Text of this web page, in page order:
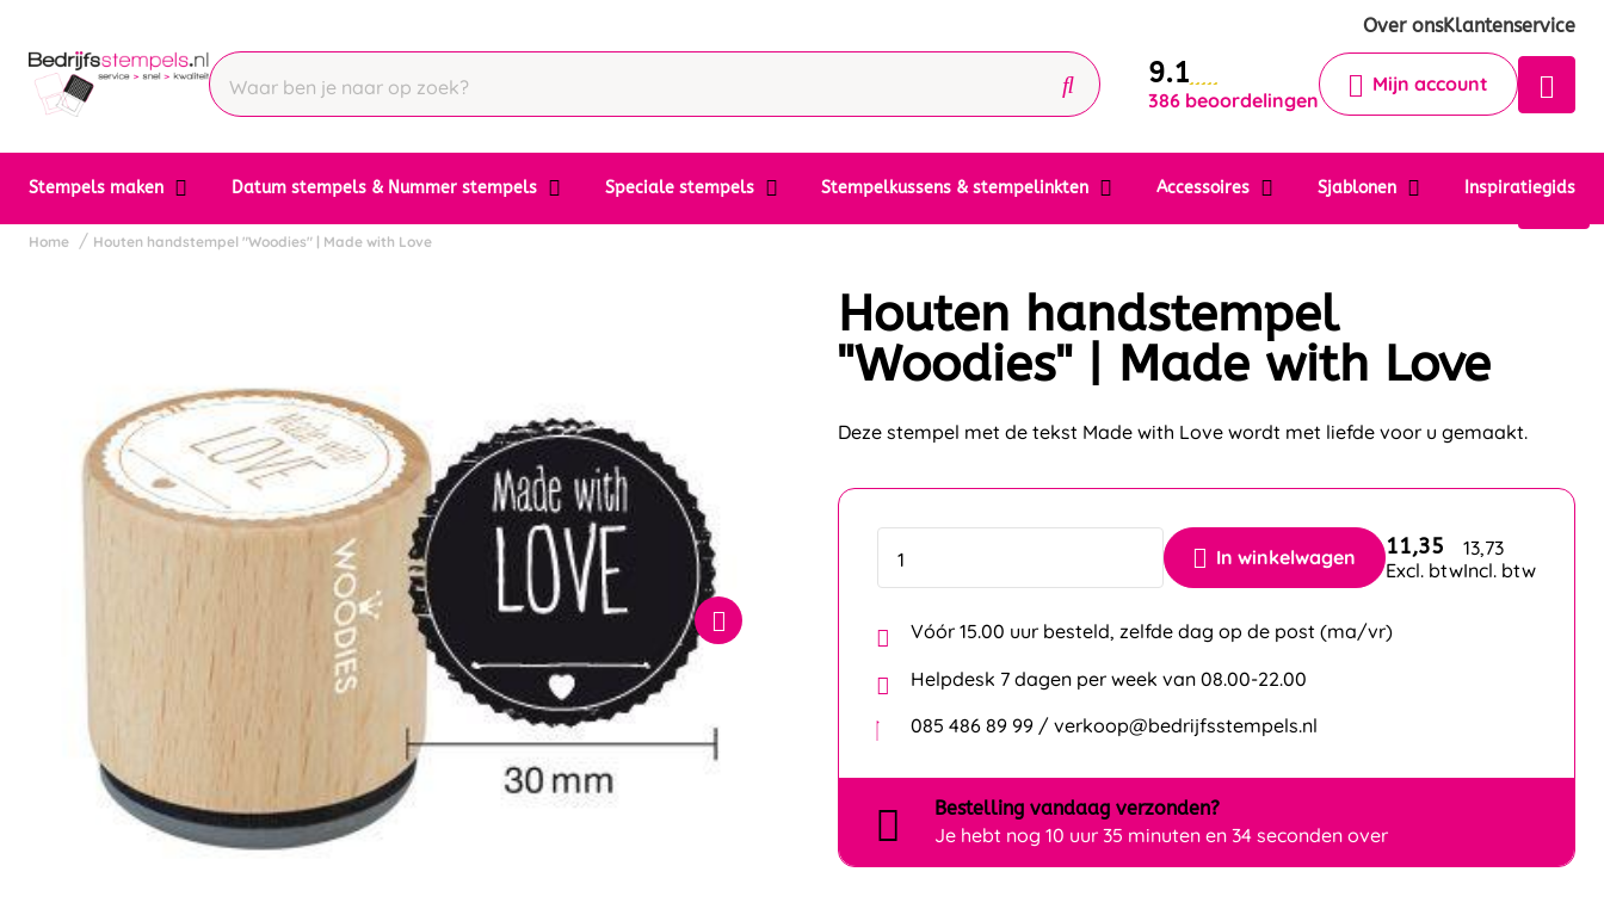
Over onsKlantenservice
9.1
386 beoordelingen
Mijn account
Stempels maken Datum stempels & Nummer stempels Speciale stempels Stempelkussens & stempelinkten Accessoires Sjablonen Inspiratiegids
Krijg een antwoord op uw vraag
Chat 24/7 met onze chatbot voor
Contact
Home Houten handstempel "Woodies" | Made with Love
Houten handstempel
"Woodies" | Made with Love
Deze stempel met de tekst Made with Love wordt met liefde voor u gemaakt.
In winkelwagen 11,35
Excl. btw
13,73
Incl. btw
Vóór 15.00 uur besteld, zelfde dag op de post (ma/vr)
Helpdesk 7 dagen per week van 08.00-22.00
085 486 89 99 / verkoop@bedrijfsstempels.nl
Bestelling vandaag verzonden?
Je hebt nog 10 uur 35 minuten en 33 seconden over